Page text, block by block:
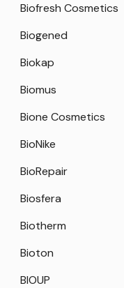
Biofresh Cosmetics
Biogened
Biokap
Biomus
Bione Cosmetics
BioNike
BioRepair
Biosfera
Biotherm
Bioton
BIOUP